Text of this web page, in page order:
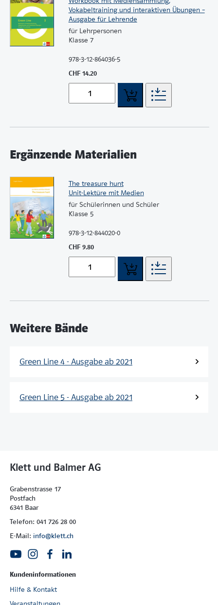
Vokabeltraining und interaktiven Übungen –
Ausgabe für Lehrende
für Lehrpersonen
Klasse 7
978-3-12-864036-5
CHF 14.20
Ergänzende Materialien
The treasure hunt
Unit-Lektüre mit Medien
für Schülerinnen und Schüler
Klasse 5
978-3-12-844020-0
CHF 9.80
Weitere Bände
Green Line 4 - Ausgabe ab 2021
Green Line 5 - Ausgabe ab 2021
Klett und Balmer AG
Grabenstrasse 17
Postfach
6341 Baar
Telefon: 041 726 28 00
E-Mail: info@klett.ch
Kundeninformationen
Hilfe & Kontakt